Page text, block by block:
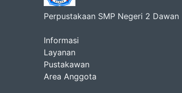
Perpustakaan SMP Negeri 2 Dawan
Informasi
Layanan
Pustakawan
Area Anggota